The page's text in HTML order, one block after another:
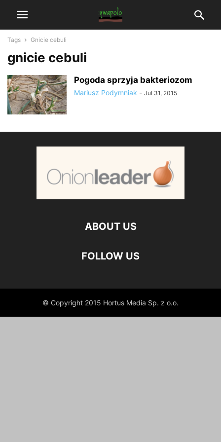
Tags Gnicie cebuli
gnicie cebuli
Pogoda sprzyja bakteriozom
Mariusz Podymniak - Jul 31, 2015
ABOUT US
FOLLOW US
© Copyright 2015 Hortus Media Sp. z o.o.